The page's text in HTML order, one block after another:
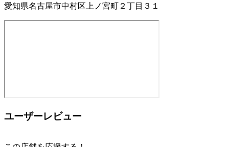
愛知県名古屋市中村区上ノ宮町２丁目３１
ユーザーレビュー